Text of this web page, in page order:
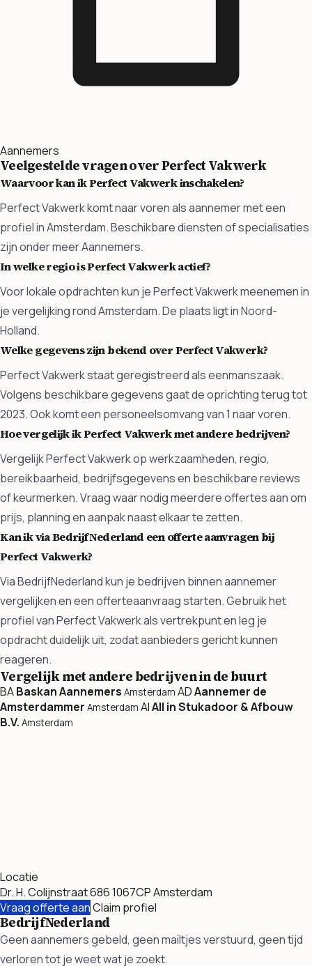
Aannemers
Veelgestelde vragen over Perfect Vakwerk
Waarvoor kan ik Perfect Vakwerk inschakelen?
Perfect Vakwerk komt naar voren als aannemer met een
profiel in Amsterdam. Beschikbare diensten of specialisaties
zijn onder meer Aannemers.
In welke regio is Perfect Vakwerk actief?
Voor lokale opdrachten kun je Perfect Vakwerk meenemen in
je vergelijking rond Amsterdam. De plaats ligt in Noord-
Holland.
Welke gegevens zijn bekend over Perfect Vakwerk?
Perfect Vakwerk staat geregistreerd als eenmanszaak.
Volgens beschikbare gegevens gaat de oprichting terug tot
2023. Ook komt een personeelsomvang van 1 naar voren.
Hoe vergelijk ik Perfect Vakwerk met andere bedrijven?
Vergelijk Perfect Vakwerk op werkzaamheden, regio,
bereikbaarheid, bedrijfsgegevens en beschikbare reviews
of keurmerken. Vraag waar nodig meerdere offertes aan om
prijs, planning en aanpak naast elkaar te zetten.
Kan ik via BedrijfNederland een offerte aanvragen bij
Perfect Vakwerk?
Via BedrijfNederland kun je bedrijven binnen aannemer
vergelijken en een offerteaanvraag starten. Gebruik het
profiel van Perfect Vakwerk als vertrekpunt en leg je
opdracht duidelijk uit, zodat aanbieders gericht kunnen
reageren.
Vergelijk met andere bedrijven in de buurt
BABaskan Aannemers Amsterdam ADAannemer de
Amsterdammer Amsterdam AIAll in Stukadoor & Afbouw
B.V. Amsterdam
Locatie
Dr. H. Colijnstraat 686 1067CP Amsterdam
Vraag offerte aanClaim profiel
BedrijfNederland
Geen aannemers gebeld, geen mailtjes verstuurd, geen tijd
verloren tot je weet wat je zoekt.